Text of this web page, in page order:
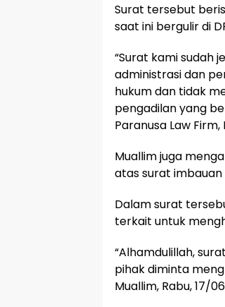
Surat tersebut
saat ini bergulir di
“Surat kami sudah
administrasi dan
hukum dan tidak
pengadilan yang
Paranusa Law
Muallim juga
atas surat
Dalam surat
terkait untuk
“Alhamdulillah,
pihak diminta
Muallim, Rabu, 17/